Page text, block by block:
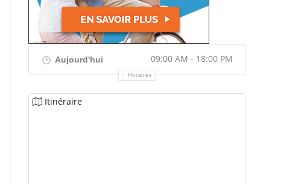
Aujourd'hui 09:00 AM - 18:00 PM
Horaires
Itinéraire